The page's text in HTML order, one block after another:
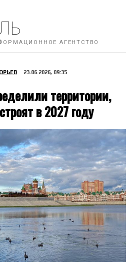
АГЕНТСТВО
23.06.2026, 09:35
территории,
в 2027 году